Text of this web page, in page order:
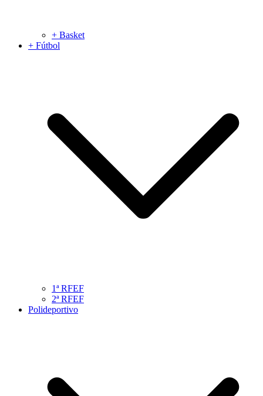
+ Basket
+ Fútbol
1ª RFEF
2ª RFEF
Polideportivo